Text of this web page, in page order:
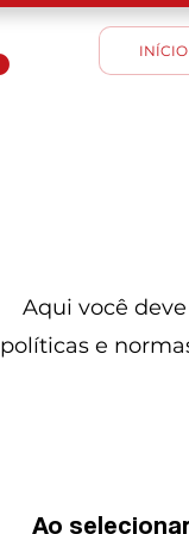
INÍCIO
Aqui você
políticas e
Ao